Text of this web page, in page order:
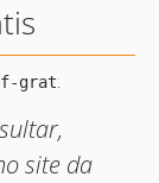
site da